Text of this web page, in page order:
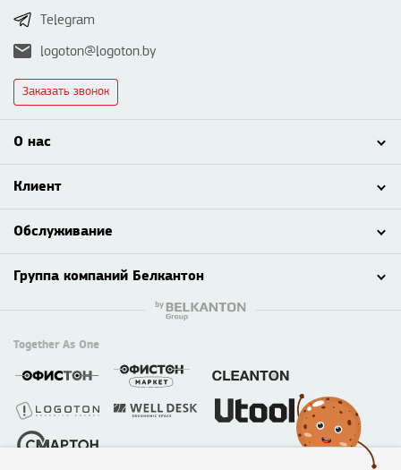
Telegram
logoton@logoton.by
Заказать звонок
О нас
Клиент
Обслуживание
Группа компаний Белкантон
Together As One